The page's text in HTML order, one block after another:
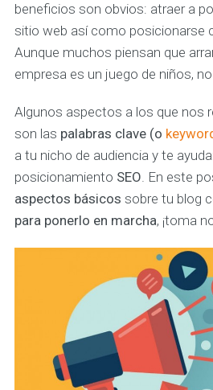
beneficios son obvios: atraer a
sitio web así como posicionarse
Aunque muchos piensan que
empresa es un juego de niños,
Algunos aspectos a los que nos
son las palabras clave (o
a tu nicho de audiencia y te
posicionamiento SEO. En este
aspectos básicos sobre tu blog
para ponerlo en marcha, ¡toma